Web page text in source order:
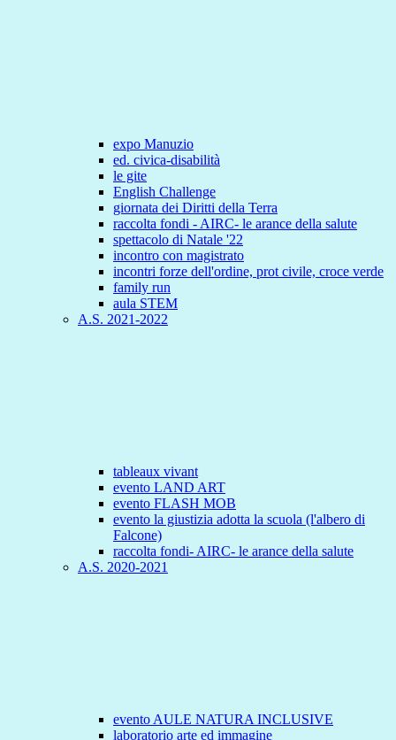
expo Manuzio
ed. civica-disabilità
le gite
English Challenge
giornata dei Diritti della Terra
raccolta fondi - AIRC- le arance della salute
spettacolo di Natale '22
incontro con magistrato
incontri forze dell'ordine, prot civile, croce verde
family run
aula STEM
A.S. 2021-2022
tableaux vivant
evento LAND ART
evento FLASH MOB
evento la giustizia adotta la scuola (l'albero di
Falcone)
raccolta fondi- AIRC- le arance della salute
A.S. 2020-2021
evento AULE NATURA INCLUSIVE
laboratorio arte ed immagine